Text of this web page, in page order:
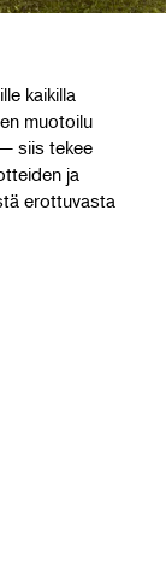
kaikilla
muotoilu
siis tekee
ja
erottuvasta